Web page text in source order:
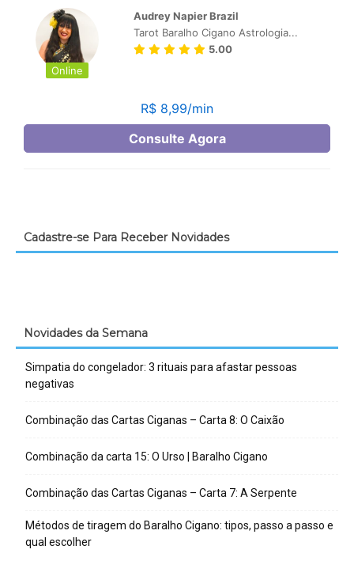
Cadastre-se Para Receber Novidades
Novidades da Semana
Simpatia do congelador: 3 rituais para afastar pessoas
negativas
Combinação das Cartas Ciganas – Carta 8: O Caixão
Combinação da carta 15: O Urso | Baralho Cigano
Combinação das Cartas Ciganas – Carta 7: A Serpente
Métodos de tiragem do Baralho Cigano: tipos, passo a passo e
qual escolher